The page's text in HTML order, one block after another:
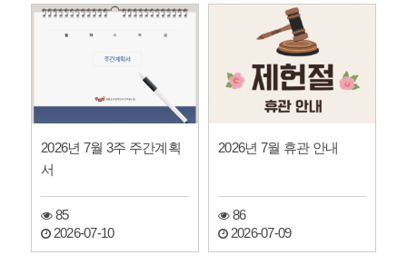
2026년 7월 3주 주간계획
서
85
2026-07-10
2026년 7월 휴관 안내
86
2026-07-09